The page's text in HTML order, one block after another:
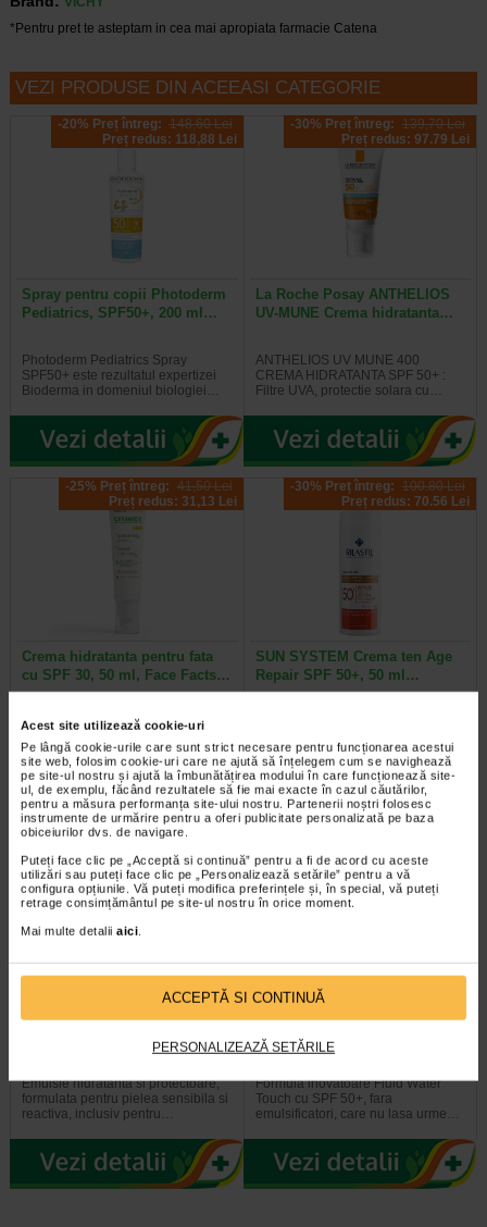
Acest site utilizează cookie-uri
Pe lângă cookie-urile care sunt strict necesare pentru funcționarea acestui
site web, folosim cookie-uri care ne ajută să înțelegem cum se navighează
pe site-ul nostru și ajută la îmbunătățirea modului în care funcționează site-
ul, de exemplu, făcând rezultatele să fie mai exacte în cazul căutărilor,
pentru a măsura performanța site-ului nostru. Partenerii noștri folosesc
instrumente de urmărire pentru a oferi publicitate personalizată pe baza
obiceiurilor dvs. de navigare.
Puteți face clic pe „Acceptă si continuă” pentru a fi de acord cu aceste
utilizări sau puteți face clic pe „Personalizează setările” pentru a vă
configura opțiunile. Vă puteți modifica preferințele și, în special, vă puteți
retrage consimțământul pe site-ul nostru în orice moment.
Mai multe detalii aici.
ACCEPTĂ SI CONTINUĂ
PERSONALIZEAZĂ SETĂRILE
*Pentru pret te asteptam in cea mai apropiata farmacie Catena
VEZI PRODUSE DIN ACEEASI CATEGORIE
-20% Preț întreg: 148,60 Lei
Preț redus: 118,88 Lei
Spray pentru copii Photoderm
Pediatrics, SPF50+, 200 ml…
Photoderm Pediatrics Spray
SPF50+ este rezultatul expertizei
Bioderma in domeniul biologiei…
-30% Preț întreg: 139,70 Lei
Preț redus: 97.79 Lei
La Roche Posay ANTHELIOS
UV-MUNE Crema hidratanta…
ANTHELIOS UV MUNE 400
CREMA HIDRATANTA SPF 50+ :
Filtre UVA, protectie solara cu…
-25% Preț întreg: 41,50 Lei
Preț redus: 31,13 Lei
Crema hidratanta pentru fata
cu SPF 30, 50 ml, Face Facts…
Crema hidratanta pentru fata cu
cu protectia solara zilnica…
-30% Preț întreg: 100.80 Lei
Preț redus: 70.56 Lei
SUN SYSTEM Crema ten Age
Repair SPF 50+, 50 ml…
este o crema avansata de…
Preț redus: 47.45 Lei
SUN SYSTEM Ultra 100
Emulsie hidratanta si protectoare,
formulata pentru pielea sensibila si
reactiva, inclusiv pentru…
Preț redus: 51.42 Lei
Sun System Fluid Water Touch
cu SPF 50+, 50ml, Rilastil
Formula inovatoare Fluid Water
Touch cu SPF 50+, fara
emulsificatori, care nu lasa urme…